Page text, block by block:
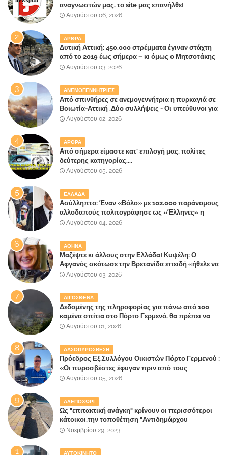
αναγνωστών μας, το site μας επανήλθε!
Αυγούστου 06, 2026
ΑΡΘΡΑ
Δυτική Αττική: 450.000 στρέμματα έγιναν στάχτη
από το 2019 έως σήμερα – κι όμως ο Μητσοτάκης
έλαβε 40% και 45% στις εκλογές του 2023,ενώ 50%
Αυγούστου 03, 2026
ΑΝΕΜΟΓΕΝΝΗΤΡΙΕΣ
Από σπινθήρες σε ανεμογεννήτρια η πυρκαγιά σε
Βοιωτία-Αττική .Δύο συλλήψεις - Οι υπεύθυνοι για
την λάθος διαχείριση της κατάσβεσης θα
Αυγούστου 02, 2026
ΑΡΘΡΑ
Από σήμερα είμαστε κατ' επιλογή μας, πολίτες
δεύτερης κατηγορίας....
Αυγούστου 05, 2026
ΕΛΛΑΔΑ
Ασύλληπτο: Έναν «Βόλο» με 102.000 παράνομους
αλλοδαπούς πολιτογράφησε ως «Έλληνες» η
κυβέρνηση!
Αυγούστου 04, 2026
ΑΘΗΝΑ
Μαζέψτε κι άλλους στην Ελλάδα! Κυψέλη: Ο
Αφγανός σκότωσε την Βρετανίδα επειδή «ήθελε να
κάνει τη σύντροφό του χριστιανή»
Αυγούστου 03, 2026
ΑΙΓΟΣΘΕΝΑ
Δεδομένης της πληροφορίας για πάνω από 100
καμένα σπίτια στο Πόρτο Γερμενό, θα πρέπει να
αναζητηθούν ευθύνες για την ολοσχερή
επίγειου παραδείσου της Αττικής
Αυγούστου 01, 2026
ΔΑΣΟΠΥΡΟΣΒΕΣΗ
Πρόεδρος Εξ.Συλλόγου Οικιστών Πόρτο Γερμενού :
«Οι πυροσβέστες έφυγαν πριν από τους
κατοίκους»
Αυγούστου 05, 2026
ΑΛΕΠΟΧΩΡΙ
Ως "επιτακτική ανάγκη" κρίνουν οι περισσότεροι
κάτοικοι,την τοποθέτηση "Αντιδημάρχου
Παραλιακής Ζώνης" στο Δήμο Μάνδρας-Ειδυλλίας!
Νοεμβρίου 29, 2023
ΑΥΤΟΚΙΝΗΤΟ